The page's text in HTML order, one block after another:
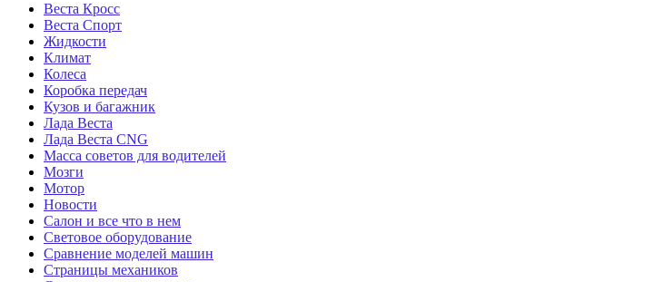
Веста Кросс
Веста Спорт
Жидкости
Климат
Колеса
Коробка передач
Кузов и багажник
Лада Веста
Лада Веста CNG
Масса советов для водителей
Мозги
Мотор
Новости
Салон и все что в нем
Световое оборудование
Сравнение моделей машин
Страницы механиков